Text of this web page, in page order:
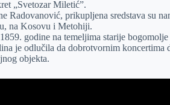
„Svetozar Miletić”.
Radovanović, prikupljena sredstava su
na Kosovu i Metohiji.
godine na temeljima starije
je odlučila da dobrotvornim koncertima
objekta.